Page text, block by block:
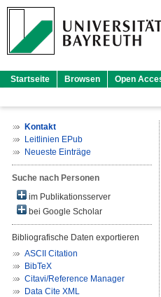
Startseite Browsen Open
Kontakt
Leitlinien EPub
Neueste Einträge
Suche nach Personen
im Publikationsserver
bei Google Scholar
Bibliografische Daten exportieren
ASCII Citation
BibTeX
Citavi/Reference Manager
Data Cite XML